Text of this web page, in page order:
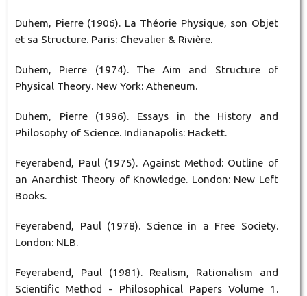
Duhem, Pierre (1906). La Théorie Physique, son Objet
et sa Structure. Paris: Chevalier & Rivière.
Duhem, Pierre (1974). The Aim and Structure of
Physical Theory. New York: Atheneum.
Duhem, Pierre (1996). Essays in the History and
Philosophy of Science. Indianapolis: Hackett.
Feyerabend, Paul (1975). Against Method: Outline of
an Anarchist Theory of Knowledge. London: New Left
Books.
Feyerabend, Paul (1978). Science in a Free Society.
London: NLB.
Feyerabend, Paul (1981). Realism, Rationalism and
Scientific Method - Philosophical Papers Volume 1.